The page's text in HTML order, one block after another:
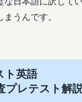
うんです。
ト英語
プレテスト解